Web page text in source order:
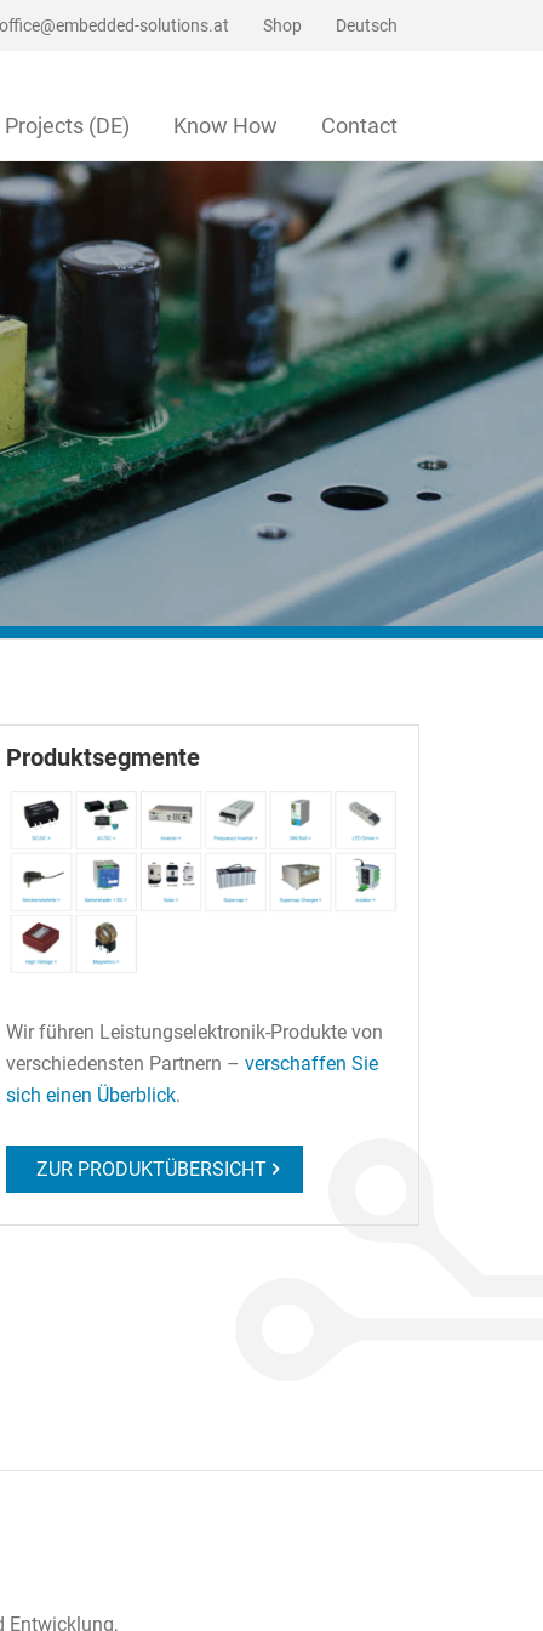
office@embedded-solutions.at Shop Deutsch
Projects (DE) Know How Contact
Produktsegmente
Wir führen Leistungselektronik-Produkte von
verschiedensten Partnern – verschaffen Sie
sich einen Überblick.
ZUR PRODUKTÜBERSICHT
Entwicklung,